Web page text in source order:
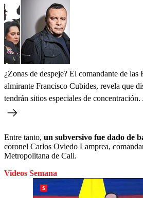
¿Zonas de despeje? El comandante de las
almirante Francisco Cubides, revela que
tendrán sitios especiales de
Entre tanto, un subversivo fue dado de
coronel Carlos Oviedo Lamprea,
Metropolitana de Cali.
Videos Semana